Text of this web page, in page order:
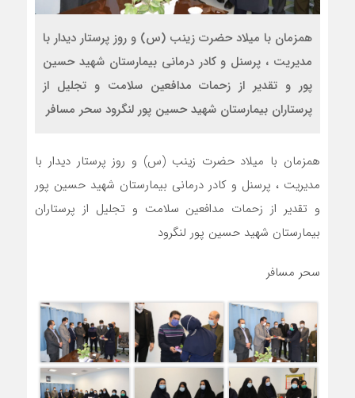
همزمان با میلاد حضرت زینب (س) و روز پرستار دیدار با
مدیریت ، پرسنل و کادر درمانی بیمارستان شهید حسین
پور و تقدیر از زحمات مدافعین سلامت و تجلیل از
پرستاران بیمارستان شهید حسین پور لنگرود سحر مسافر
همزمان با میلاد حضرت زینب (س) و روز پرستار دیدار با
مدیریت ، پرسنل و کادر درمانی بیمارستان شهید حسین پور
و تقدیر از زحمات مدافعین سلامت و تجلیل از پرستاران
بیمارستان شهید حسین پور لنگرود
سحر مسافر